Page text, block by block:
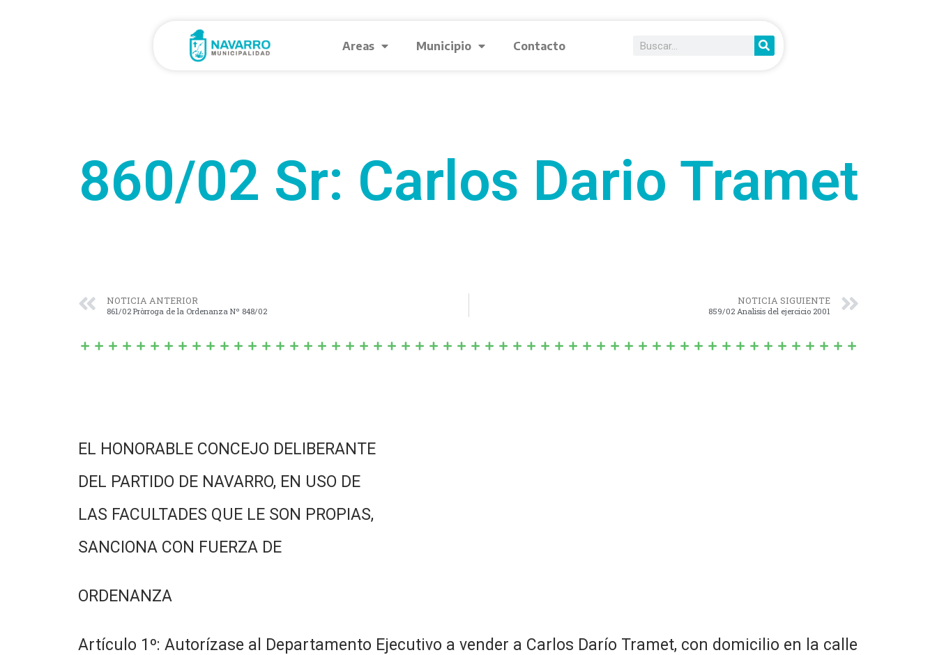
Areas Municipio Contacto
860/02 Sr: Carlos Dario Tramet
NOTICIA ANTERIOR
861/02 Pròrroga de la Ordenanza Nº 848/02
NOTICIA SIGUIENTE
859/02 Analisis del ejercicio 2001
EL HONORABLE CONCEJO DELIBERANTE
DEL PARTIDO DE NAVARRO, EN USO DE
LAS FACULTADES QUE LE SON PROPIAS,
SANCIONA CON FUERZA DE
ORDENANZA
Artículo 1º: Autorízase al Departamento Ejecutivo a vender a Carlos Darío Tramet, con domicilio en la calle